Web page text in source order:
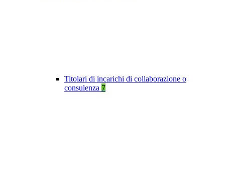
Titolari di incarichi di collaborazione o
consulenza 7